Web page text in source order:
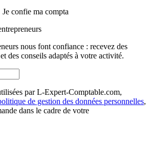
Je confie ma compta
nous font confiance : recevez des
des conseils adaptés à votre activité.
par L-Expert-Comptable.com,
de gestion des données personnelles,
dans le cadre de votre